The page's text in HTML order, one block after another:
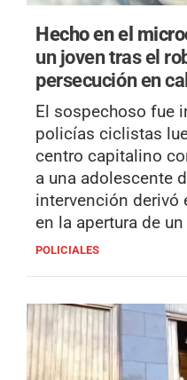
Hecho en el
un joven tras el
persecución en
El sospechoso fue
policías ciclistas
centro capitalino
a una adolescente
intervención derivó
en la apertura de
POLICIALES